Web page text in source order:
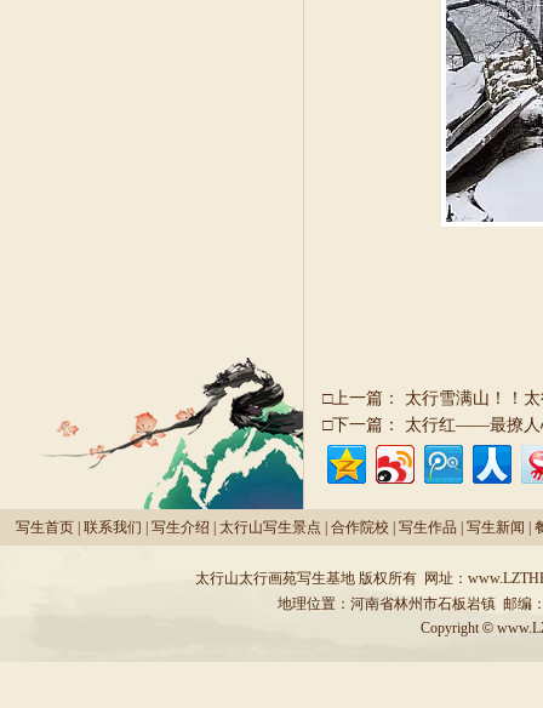
□上一篇： 太行雪满山！！
□下一篇： 太行红——最撩人
写生首页 |联系我们 |写生介绍 |太行山写生景点 |合作院校 |写生作品 |写生新闻 |
太行山太行画苑写生基地 版权所有 网址：
地理位置：河南省林州市石板岩镇 邮编
Copyright ©